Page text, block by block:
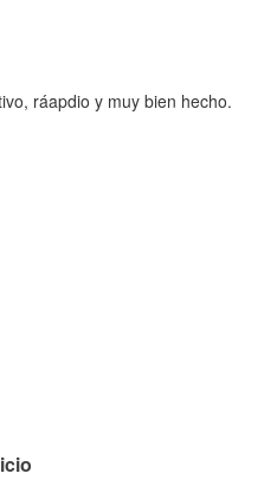
ráapdio y muy bien hecho.